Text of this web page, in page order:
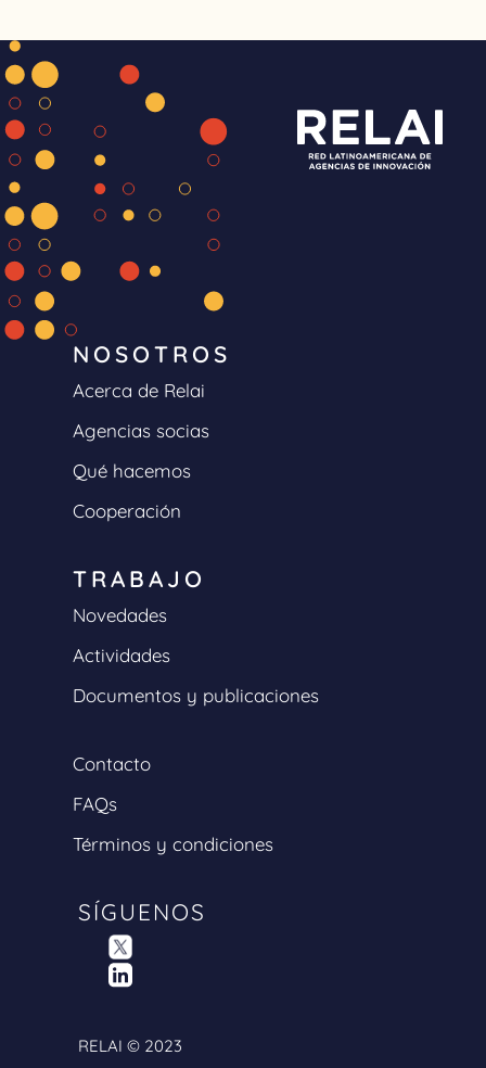
NOSOTROS
Acerca de Relai
Agencias socias
Qué hacemos
Cooperación
TRABAJO
Novedades
Actividades
Documentos y publicaciones
Contacto
FAQs
Términos y condiciones
SÍGUENOS
RELAI © 2023